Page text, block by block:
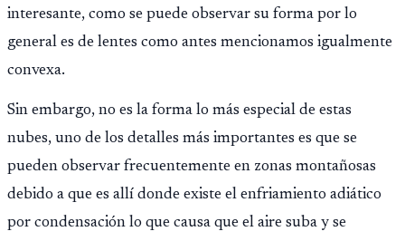
interesante, como se puede observar su forma por lo
general es de lentes como antes mencionamos igualmente
convexa.
Sin embargo, no es la forma lo más especial de estas
nubes, uno de los detalles más importantes es que se
pueden observar frecuentemente en zonas montañosas
debido a que es allí donde existe el enfriamiento adiático
por condensación lo que causa que el aire suba y se